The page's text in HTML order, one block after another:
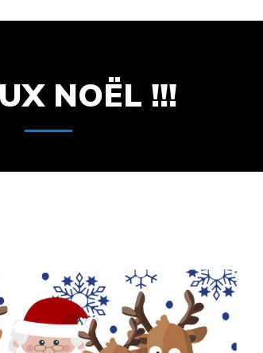
NOËL !!!